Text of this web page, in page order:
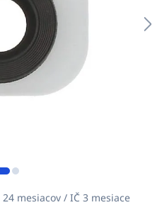
24 mesiacov / IČ 3 mesiace